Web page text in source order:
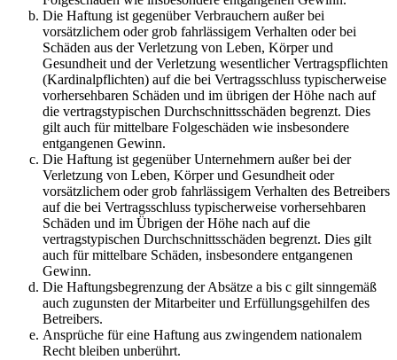
Die Haftung ist gegenüber Verbrauchern außer bei
vorsätzlichem oder grob fahrlässigem Verhalten oder bei
Schäden aus der Verletzung von Leben, Körper und
Gesundheit und der Verletzung wesentlicher Vertragspflichten
(Kardinalpflichten) auf die bei Vertragsschluss typischerweise
vorhersehbaren Schäden und im übrigen der Höhe nach auf
die vertragstypischen Durchschnittsschäden begrenzt. Dies
gilt auch für mittelbare Folgeschäden wie insbesondere
entgangenen Gewinn.
Die Haftung ist gegenüber Unternehmern außer bei der
Verletzung von Leben, Körper und Gesundheit oder
vorsätzlichem oder grob fahrlässigem Verhalten des Betreibers
auf die bei Vertragsschluss typischerweise vorhersehbaren
Schäden und im Übrigen der Höhe nach auf die
vertragstypischen Durchschnittsschäden begrenzt. Dies gilt
auch für mittelbare Schäden, insbesondere entgangenen
Gewinn.
Die Haftungsbegrenzung der Absätze a bis c gilt sinngemäß
auch zugunsten der Mitarbeiter und Erfüllungsgehilfen des
Betreibers.
Ansprüche für eine Haftung aus zwingendem nationalem
Recht bleiben unberührt.